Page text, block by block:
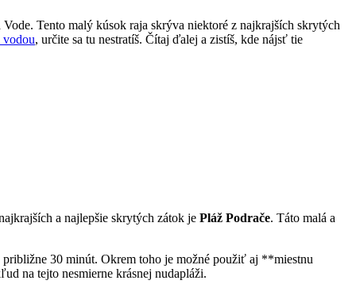
Tento malý kúsok raja skrýva niektoré z najkrajších skrytých
, určite sa tu nestratíš. Čítaj ďalej a zistíš, kde nájsť tie
a najlepšie skrytých zátok je Pláž Podrače. Táto malá a
30 minút. Okrem toho je možné použiť aj **miestnu
na tejto nesmierne krásnej nudapláži.